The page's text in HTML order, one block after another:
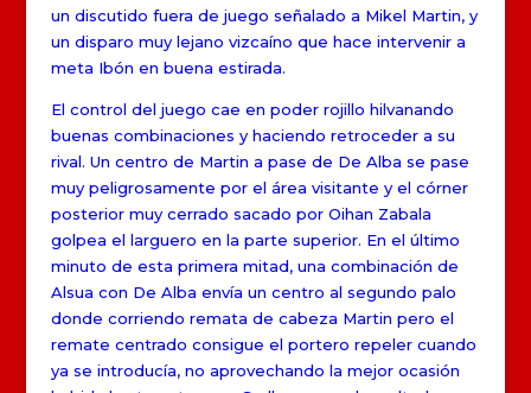
un discutido fuera de juego señalado a Mikel Martin, y
un disparo muy lejano vizcaíno que hace intervenir a
meta Ibón en buena estirada.
El control del juego cae en poder rojillo hilvanando
buenas combinaciones y haciendo retroceder a su
rival. Un centro de Martin a pase de De Alba se pase
muy peligrosamente por el área visitante y el córner
posterior muy cerrado sacado por Oihan Zabala
golpea el larguero en la parte superior. En el último
minuto de esta primera mitad, una combinación de
Alsua con De Alba envía un centro al segundo palo
donde corriendo remata de cabeza Martin pero el
remate centrado consigue el portero repeler cuando
ya se introducía, no aprovechando la mejor ocasión